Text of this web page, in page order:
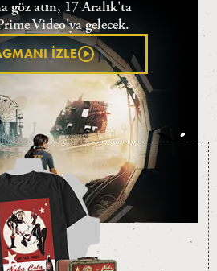
göz atın, 17 Aralık'ta
Video'ya gelecek.
İZLE